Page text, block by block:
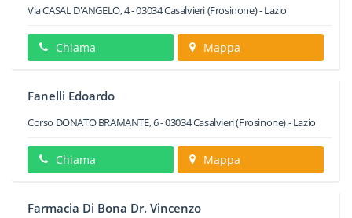
Via CASAL D'ANGELO, 4-03034Casalvieri(Frosinone) -Lazio
Chiama Mappa
Fanelli Edoardo
Corso DONATO BRAMANTE, 6-03034Casalvieri(Frosinone) -Lazio
Chiama Mappa
Farmacia Di Bona Dr. Vincenzo